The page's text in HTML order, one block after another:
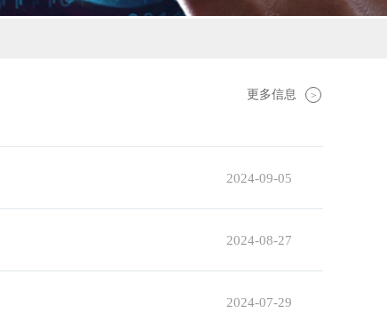
更多信息 >
2024-09-05
2024-08-27
2024-07-29